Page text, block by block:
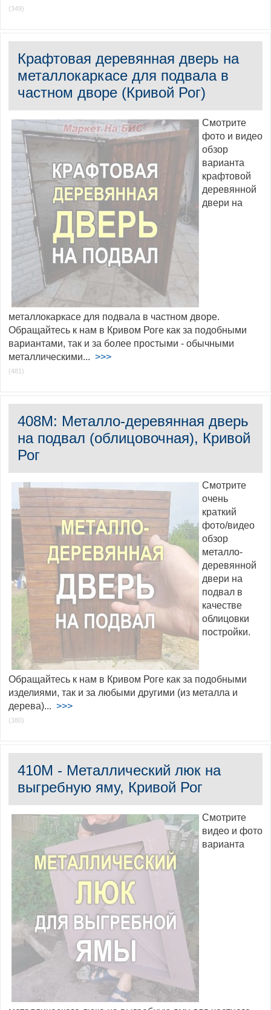
(349)
Крафтовая деревянная дверь на
металлокаркасе для подвала в
частном дворе (Кривой Рог)
Смотрите
фото и видео
обзор
варианта
крафтовой
деревянной
двери на
металлокаркасе для подвала в частном дворе.
Обращайтесь к нам в Кривом Роге как за подобными
вариантами, так и за более простыми - обычными
металлическими... >>>
(481)
408M: Металло-деревянная дверь
на подвал (облицовочная), Кривой
Рог
Смотрите
очень
краткий
фото/видео
обзор
металло-
деревянной
двери на
подвал в
качестве
облицовки
постройки.
Обращайтесь к нам в Кривом Роге как за подобными
изделиями, так и за любыми другими (из металла и
дерева)... >>>
(380)
410M - Металлический люк на
выгребную яму, Кривой Рог
Смотрите
видео и фото
варианта